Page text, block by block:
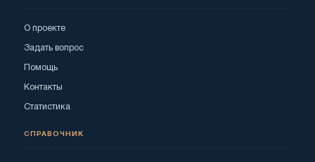
О проекте
Задать вопрос
Помощь
Контакты
Статистика
СПРАВОЧНИК